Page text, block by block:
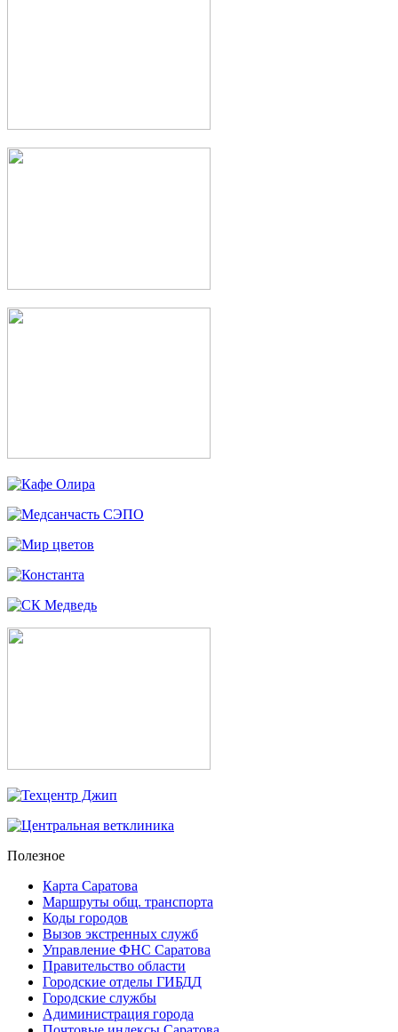
Полезное
Карта Саратова
Маршруты общ. транспорта
Коды городов
Вызов экстренных служб
Управление ФНС Саратова
Правительство области
Городские отделы ГИБДД
Городские службы
Адиминистрация города